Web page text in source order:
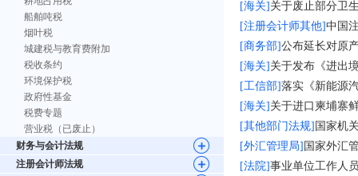
船舶吨税
烟叶税
城建税与教育费附加
税收条约
环境保护税
政府性基金
税费专题
营业税（已废止）
财务与会计法规
注册会计师法规
[海关] 关于废止部分卫
[注册会计师其他]中国
[商务部]公布延长对原
[海关] 关于发布《进出境
[工信部]落实《新能源
[海关] 关于进口柬埔寨
[其他部门法规] 国家机关
[外汇管理局] 国家外汇
[法院]事业单位工作人